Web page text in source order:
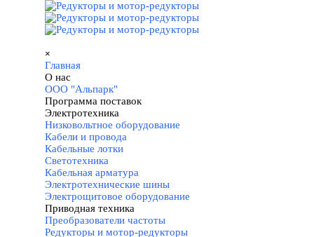
Перейти к контенту
×
Главная
О нас
ООО "Альпарк"
Программа поставок
Электротехника
Низковольтное оборудование
Кабели и провода
Кабельные лотки
Светотехника
Кабельная арматура
Электротехнические шины
Электрощитовое оборудование
Приводная техника
Преобразователи частоты
Редукторы и мотор-редукторы